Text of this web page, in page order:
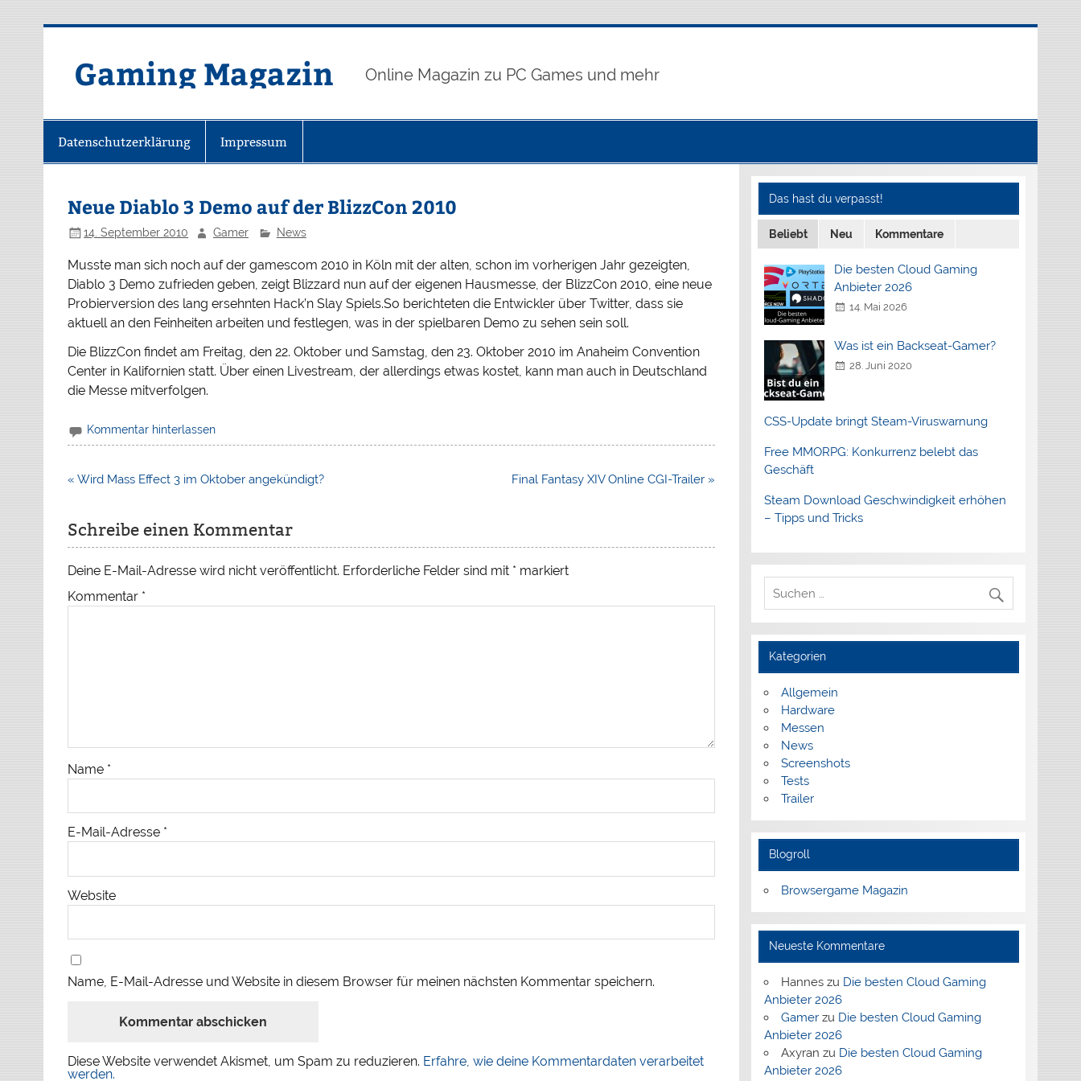
Gaming Magazin Online Magazin zu PC Games und mehr
Datenschutzerklärung Impressum
Neue Diablo 3 Demo auf der BlizzCon 2010
14. September 2010 Gamer News
Musste man sich noch auf der gamescom 2010 in Köln mit der alten, schon im vorherigen Jahr gezeigten,
Diablo 3 Demo zufrieden geben, zeigt Blizzard nun auf der eigenen Hausmesse, der BlizzCon 2010, eine neue
Probierversion des lang ersehnten Hack’n Slay Spiels.So berichteten die Entwickler über Twitter, dass sie
aktuell an den Feinheiten arbeiten und festlegen, was in der spielbaren Demo zu sehen sein soll.
Die BlizzCon findet am Freitag, den 22. Oktober und Samstag, den 23. Oktober 2010 im Anaheim Convention
Center in Kalifornien statt. Über einen Livestream, der allerdings etwas kostet, kann man auch in Deutschland
die Messe mitverfolgen.
Kommentar hinterlassen
Beitragsnavigation
« Wird Mass Effect 3 im Oktober angekündigt? Final Fantasy XIV Online CGI-Trailer »
Schreibe einen Kommentar
Deine E-Mail-Adresse wird nicht veröffentlicht. Erforderliche Felder sind mit * markiert
Kommentar *
Name *
E-Mail-Adresse *
Website
Name, E-Mail-Adresse und Website in diesem Browser für meinen nächsten Kommentar speichern.
Diese Website verwendet Akismet, um Spam zu reduzieren. Erfahre, wie deine Kommentardaten verarbeitet
werden.
Das hast du verpasst!
Beliebt Neu Kommentare
Die besten Cloud Gaming
Anbieter 2026
14. Mai 2026
Was ist ein Backseat-Gamer?
28. Juni 2020
CSS-Update bringt Steam-Viruswarnung
Free MMORPG: Konkurrenz belebt das
Geschäft
Steam Download Geschwindigkeit erhöhen
– Tipps und Tricks
Kategorien
Allgemein
Hardware
Messen
News
Screenshots
Tests
Trailer
Blogroll
Browsergame Magazin
Neueste Kommentare
Hanneszu Die besten Cloud Gaming
Anbieter 2026
Gamerzu Die besten Cloud Gaming
Anbieter 2026
Axyran zu Die besten Cloud Gaming
Anbieter 2026